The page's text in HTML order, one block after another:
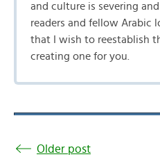
and culture is severing
readers and fellow Arabic
that I wish to reestablish
creating one for you.
Older post